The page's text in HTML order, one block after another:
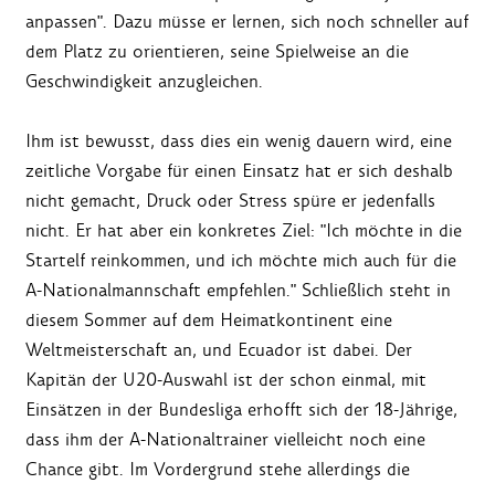
anpassen". Dazu müsse er lernen, sich noch schneller auf
dem Platz zu orientieren, seine Spielweise an die
Geschwindigkeit anzugleichen.
Ihm ist bewusst, dass dies ein wenig dauern wird, eine
zeitliche Vorgabe für einen Einsatz hat er sich deshalb
nicht gemacht, Druck oder Stress spüre er jedenfalls
nicht. Er hat aber ein konkretes Ziel: "Ich möchte in die
Startelf reinkommen, und ich möchte mich auch für die
A-Nationalmannschaft empfehlen." Schließlich steht in
diesem Sommer auf dem Heimatkontinent eine
Weltmeisterschaft an, und Ecuador ist dabei. Der
Kapitän der U20-Auswahl ist der schon einmal, mit
Einsätzen in der Bundesliga erhofft sich der 18-Jährige,
dass ihm der A-Nationaltrainer vielleicht noch eine
Chance gibt. Im Vordergrund stehe allerdings die